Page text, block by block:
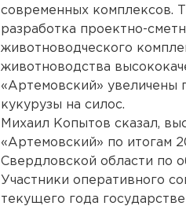
современных комплексов.
разработка проектно-
животноводческого
животноводства
«Артемовский» увеличены
кукурузы на силос.
Михаил Копытов сказал,
«Артемовский» по итогам
Свердловской области по
Участники оперативного
текущего года